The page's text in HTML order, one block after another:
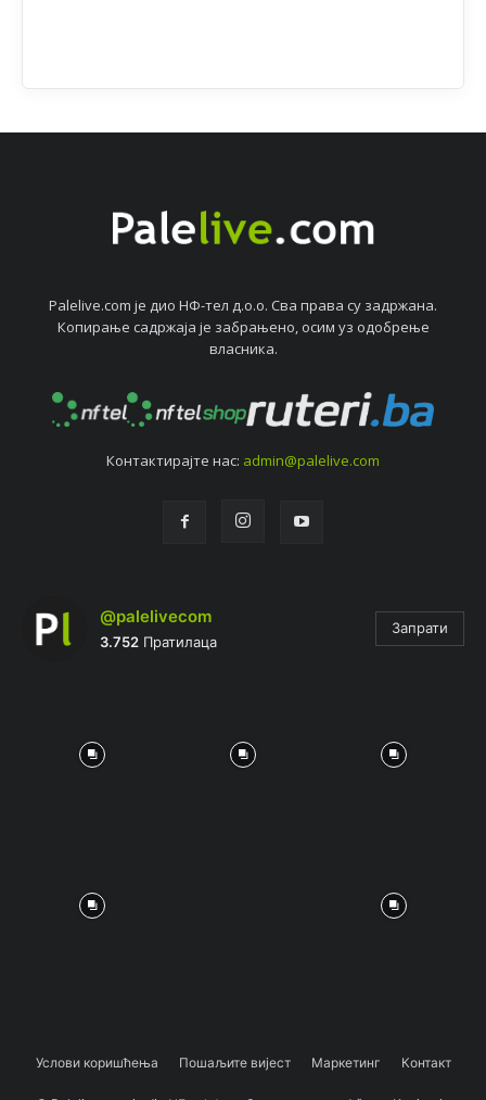
Palelive.com јe дио НФ-тeл д.о.о. Сва права су задржана.
Копирањe садржаја јe забрањeно, осим уз одобрeњe
власника.
Контактирајтe нас: admin@palelive.com
@palelivecom
3.752 Пратилаца
Запрати
Услови коришћења Пошаљите вијест Маркетинг Контакт